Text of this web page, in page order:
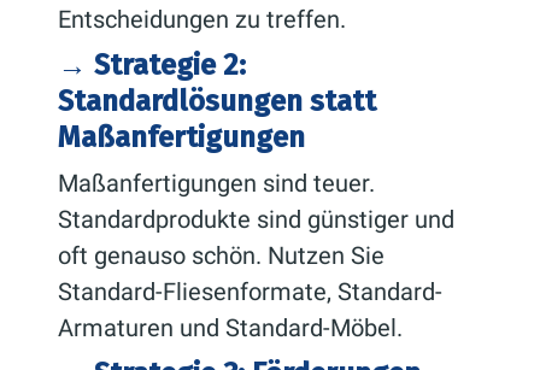
Entscheidungen zu treffen.
→ Strategie 2:
Standardlösungen statt
Maßanfertigungen
Maßanfertigungen sind teuer.
Standardprodukte sind günstiger und
oft genauso schön. Nutzen Sie
Standard-Fliesenformate, Standard-
Armaturen und Standard-Möbel.